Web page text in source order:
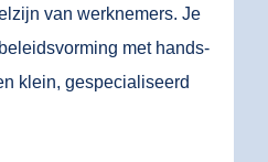
van werknemers. Je
met hands-
klein, gespecialiseerd